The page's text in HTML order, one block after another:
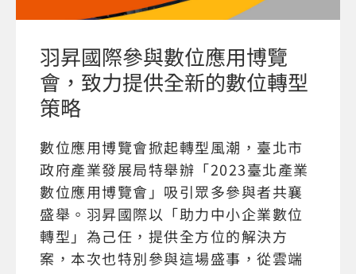
羽昇國際參與數位應用博覽
會，致力提供全新的數位轉型
策略
數位應用博覽會掀起轉型風潮，臺北市
政府產業發展局特舉辦「2023臺北產業
數位應用博覽會」吸引眾多參與者共襄
盛舉。羽昇國際以「助力中小企業數位
轉型」為己任，提供全方位的解決方
案，本次也特別參與這場盛事，從雲端